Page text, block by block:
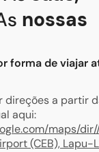
nossas
forma de viajar
direções a partir
aqui:
maps/
(CEB), Lapu-